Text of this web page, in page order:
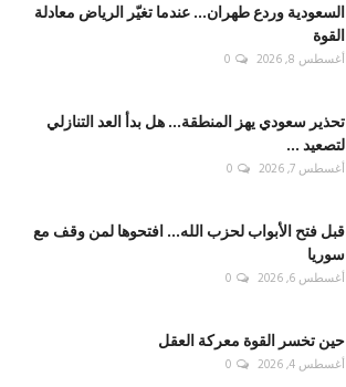
السعودية وردع طهران... عندما تغيّر الرياض معادلة
القوة
أغسطس 8, 2026 0
تحذير سعودي يهز المنطقة... هل بدأ العد التنازلي
لتصعيد ...
أغسطس 7, 2026 0
قبل فتح الأبواب لحزب الله... افتحوها لمن وقف مع
سوريا
أغسطس 6, 2026 0
حين تخسر القوة معركة العقل
أغسطس 4, 2026 0